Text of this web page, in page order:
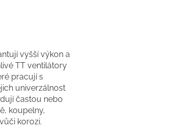
vyšší výkon a
TT ventilátory
pracují s
univerzálnost
častou nebo
koupelny,
korozi.